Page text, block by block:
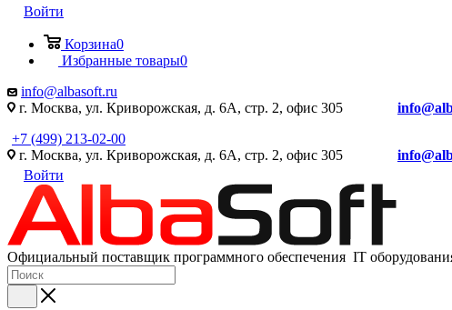
Войти
Корзина0
Избранные товары0
info@albasoft.ru
г. Москва, ул. Криворожская, д. 6А, стр. 2, офис 305
+7 (499) 213-02-00
г. Москва, ул. Криворожская, д. 6А, стр. 2, офис 305
Войти
Официальный поставщик программного обеспечения IT